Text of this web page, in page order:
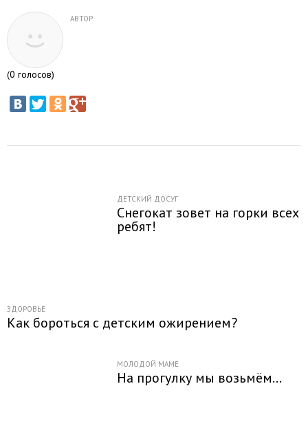
АВТОР
(0 голосов)
ДЕТСКИЙ ДОСУГ
Снегокат зовет на горки всех
ребят!
ЗДОРОВЬЕ
Как бороться с детским ожирением?
МОЛОДОЙ МАМЕ
На прогулку мы возьмём...